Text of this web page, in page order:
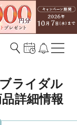
ライダル
詳細情報